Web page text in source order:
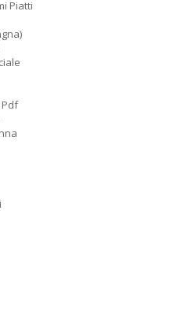
Piatti
Pdf